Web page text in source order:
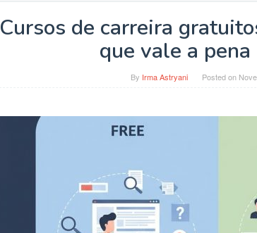
Cursos de carreira
que vale a
By Irma Astryani Posted on